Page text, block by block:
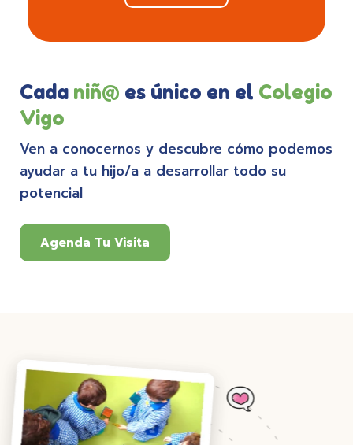
Cada niñ@ es único en el Colegio
Vigo
Ven a conocernos y descubre cómo podemos
ayudar a tu hijo/a a desarrollar todo su
potencial
Agenda Tu Visita